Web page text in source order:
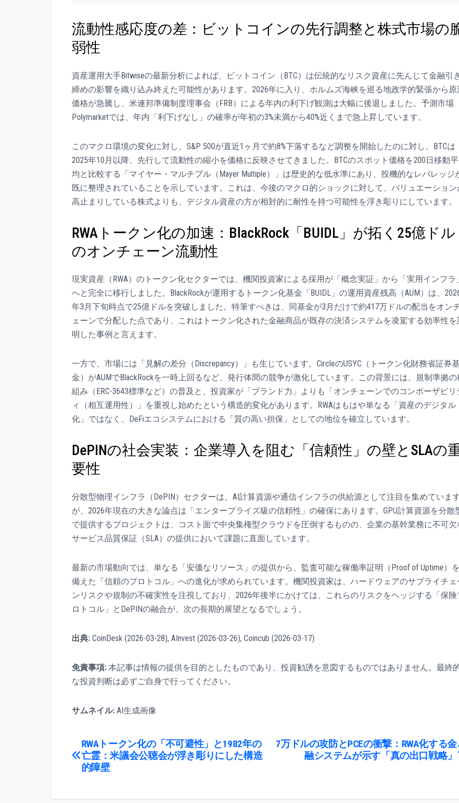
流動性感応度の差：ビットコインの先行調整と株式市場の
弱性
資産運用大手Bitwiseの最新分析によれば、ビットコイン（BTC）は伝統的なリスク資産に先んじて金融引
締めの影響を織り込み終えた可能性があります。2026年に入り、ホルムズ海峡を巡る地政学的緊張から原
価格が急騰し、米連邦準備制度理事会（FRB）による年内の利下げ観測は大幅に後退しました。予測市場
Polymarketでは、年内「利下げなし」の確率が年初の3%未満から40%近くまで急上昇しています。
このマクロ環境の変化に対し、S&P 500が直近1ヶ月で約8%下落するなど調整を開始したのに対し、BTCは
2025年10月以降、先行して流動性の縮小を価格に反映させてきました。BTCのスポット価格を200日移動平
均と比較する「マイヤー・マルチプル（Mayer Multiple）」は歴史的な低水準にあり、投機的なレバレッジ
既に整理されていることを示しています。これは、今後のマクロ的ショックに対して、バリュエーション
高止まりしている株式よりも、デジタル資産の方が相対的に耐性を持つ可能性を浮き彫りにしています。
RWAトークン化の加速：BlackRock「BUIDL」が拓く25億ドル
のオンチェーン流動性
現実資産（RWA）のトークン化セクターでは、機関投資家による採用が「概念実証」から「実用インフラ」
へと完全に移行しました。BlackRockが運用するトークン化基金「BUIDL」の運用資産残高（AUM）は、
年3月下旬時点で25億ドルを突破しました。特筆すべきは、同基金が3月だけで約417万ドルの配当をオン
ェーンで分配した点であり、これはトークン化された金融商品が既存の決済システムを凌駕する効率性を
明した事例と言えます。
一方で、市場には「見解の差分（Discrepancy）」も生じています。CircleのUSYC（トークン化財務省証券基
金）がAUMでBlackRockを一時上回るなど、発行体間の競争が激化しています。この背景には、規制準拠の
組み（ERC-3643標準など）の普及と、投資家が「ブランド力」よりも「オンチェーンでのコンポーザビリ
ィ（相互運用性）」を重視し始めたという構造的変化があります。RWAはもはや単なる「資産のデジタル
化」ではなく、DeFiエコシステムにおける「質の高い担保」としての地位を確立しています。
DePINの社会実装：企業導入を阻む「信頼性」の壁とSLAの
要性
分散型物理インフラ（DePIN）セクターは、AI計算資源や通信インフラの供給源として注目を集めていま
が、2026年現在の大きな論点は「エンタープライズ級の信頼性」の確保にあります。GPU計算資源を分散
で提供するプロジェクトは、コスト面で中央集権型クラウドを圧倒するものの、企業の基幹業務に不可欠
サービス品質保証（SLA）の提供において課題に直面しています。
最新の市場動向では、単なる「安価なリソース」の提供から、監査可能な稼働率証明（Proof of Uptime）を
備えた「信頼のプロトコル」への進化が求められています。機関投資家は、ハードウェアのサプライチェ
ンリスクや規制の不確実性を注視しており、2026年後半にかけては、これらのリスクをヘッジする「保険
ロトコル」とDePINの融合が、次の長期的展望となるでしょう。
出典: CoinDesk (2026-03-28), AInvest (2026-03-26), Coincub (2026-03-17)
免責事項: 本記事は情報の提供を目的としたものであり、投資勧誘を意図するものではありません。最終
な投資判断は必ずご自身で行ってください。
サムネイル: AI生成画像
投
稿
7万ドルの攻防とPCEの衝撃：RWA化する金
融システムが示す「真の出口戦略」
RWAトークン化の「不可避性」と1982年の
亡霊：米議会公聴会が浮き彫りにした構造
的障壁